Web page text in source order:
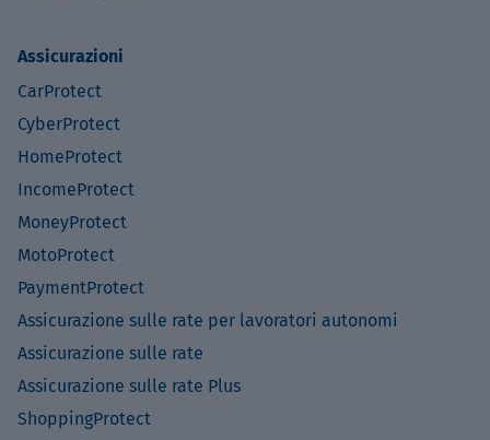
Assicurazioni
CarProtect
CyberProtect
HomeProtect
IncomeProtect
MoneyProtect
MotoProtect
PaymentProtect
Assicurazione sulle rate per lavoratori autonomi
Assicurazione sulle rate
Assicurazione sulle rate Plus
ShoppingProtect